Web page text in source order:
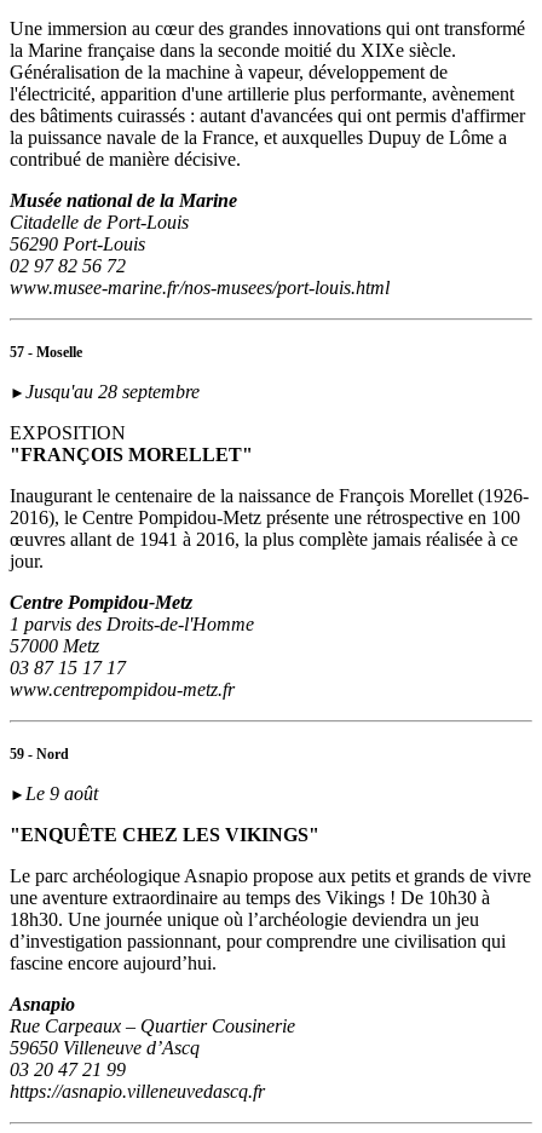
Une immersion au cœur des grandes innovations qui ont transformé
la Marine française dans la seconde moitié du XIXe siècle.
Généralisation de la machine à vapeur, développement de
l'électricité, apparition d'une artillerie plus performante, avènement
des bâtiments cuirassés : autant d'avancées qui ont permis d'affirmer
la puissance navale de la France, et auxquelles Dupuy de Lôme a
contribué de manière décisive.
Musée national de la Marine
Citadelle de Port-Louis
56290 Port-Louis
02 97 82 56 72
www.musee-marine.fr/nos-musees/port-louis.html
57 - Moselle
► Jusqu'au 28 septembre
EXPOSITION
"FRANÇOIS MORELLET"
Inaugurant le centenaire de la naissance de François Morellet (1926-
2016), le Centre Pompidou-Metz présente une rétrospective en 100
œuvres allant de 1941 à 2016, la plus complète jamais réalisée à ce
jour.
Centre Pompidou-Metz
1 parvis des Droits-de-l'Homme
57000 Metz
03 87 15 17 17
www.centrepompidou-metz.fr
59 - Nord
► Le 9 août
"ENQUÊTE CHEZ LES VIKINGS"
Le parc archéologique Asnapio propose aux petits et grands de vivre
une aventure extraordinaire au temps des Vikings ! De 10h30 à
18h30. Une journée unique où l’archéologie deviendra un jeu
d’investigation passionnant, pour comprendre une civilisation qui
fascine encore aujourd’hui.
Asnapio
Rue Carpeaux – Quartier Cousinerie
59650 Villeneuve d’Ascq
03 20 47 21 99
https://asnapio.villeneuvedascq.fr